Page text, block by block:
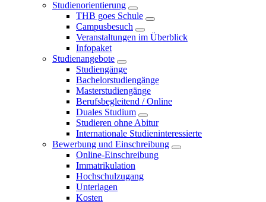
Studienorientierung
THB goes Schule
Campusbesuch
Veranstaltungen im Überblick
Infopaket
Studienangebote
Studiengänge
Bachelorstudiengänge
Masterstudiengänge
Berufsbegleitend / Online
Duales Studium
Studieren ohne Abitur
Internationale Studieninteressierte
Bewerbung und Einschreibung
Online-Einschreibung
Immatrikulation
Hochschulzugang
Unterlagen
Kosten